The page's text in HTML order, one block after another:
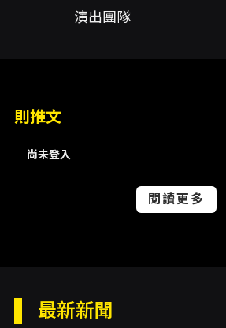
步建立國際聲譽，團隊長期活
Album or EP」得主。這些紀錄
音美學、編曲與現場詮釋上的專
Knörzer 領軍，並邀請臺灣爵士
貝斯李昶佑，共同呈現融合人
Jazz）、流行合唱與即興表現
Coltrane、Nat King Cole 等
藝術性與娛樂性間取得巧妙平衡
演出團隊
則推文
尚未登入
閱讀更多
最新新聞